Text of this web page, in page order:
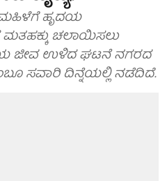
ಹೃದಯ
ಮತಹಕ್ಕು ಚಲಾಯಿಸಲು
ಜೀವ ಉಳಿದ ಘಟನೆ ನಗರದ
ಸವಾರಿ ದಿನ್ನೆಯಲ್ಲಿ ನಡೆದಿದೆ.